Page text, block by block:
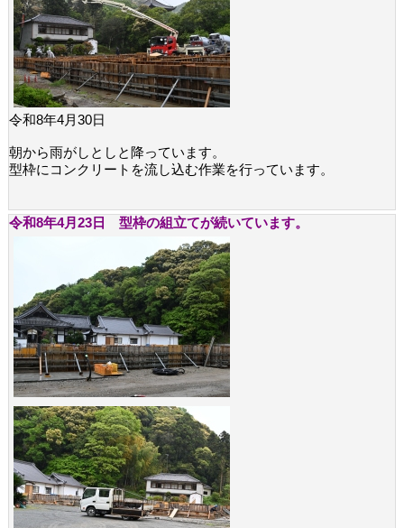
令和8年4月30日
朝から雨がしとしと降っています。
型枠にコンクリートを流し込む作業を行っています。
令和8年4月23日 型枠の組立てが続いています。